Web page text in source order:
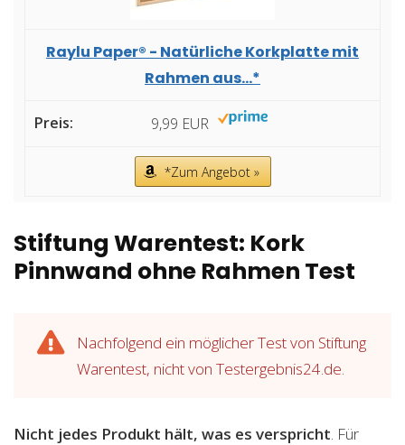
Raylu Paper® - Natürliche Korkplatte mit
Rahmen aus...*
9,99 EUR
*Zum Angebot »
Stiftung Warentest: Kork
Pinnwand ohne Rahmen Test
Nachfolgend ein möglicher Test von Stiftung
Warentest, nicht von Testergebnis24.de.
Nicht jedes Produkt hält, was es verspricht. Für